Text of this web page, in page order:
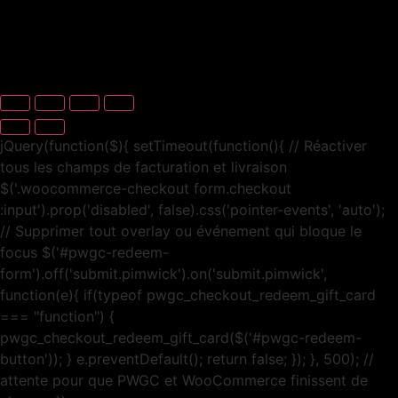
jQuery(function($){ setTimeout(function(){ // Réactiver
tous les champs de facturation et livraison
$('.woocommerce-checkout form.checkout
:input').prop('disabled', false).css('pointer-events', 'auto');
// Supprimer tout overlay ou événement qui bloque le
focus $('#pwgc-redeem-
form').off('submit.pimwick').on('submit.pimwick',
function(e){ if(typeof pwgc_checkout_redeem_gift_card
=== "function") {
pwgc_checkout_redeem_gift_card($('#pwgc-redeem-
button')); } e.preventDefault(); return false; }); }, 500); //
attente pour que PWGC et WooCommerce finissent de